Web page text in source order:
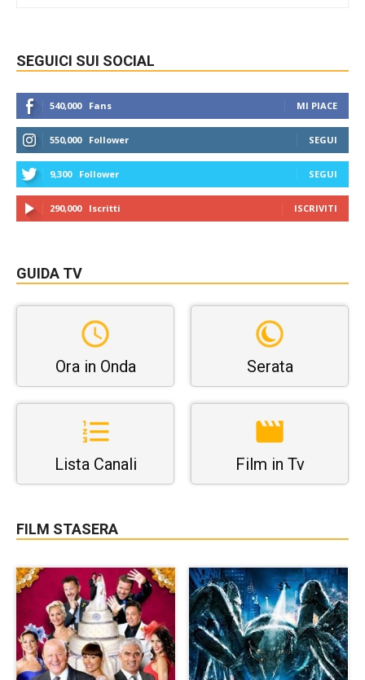
SEGUICI SUI SOCIAL
540,000 Fans MI PIACE
550,000 Follower SEGUI
9,300 Follower SEGUI
290,000 Iscritti ISCRIVITI
GUIDA TV
Ora in Onda Serata
Lista Canali Film in Tv
FILM STASERA